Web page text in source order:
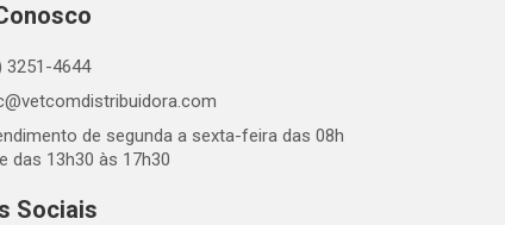
3251-4644
de segunda a sexta-feira das 08h
das 13h30 às 17h30
Sociais